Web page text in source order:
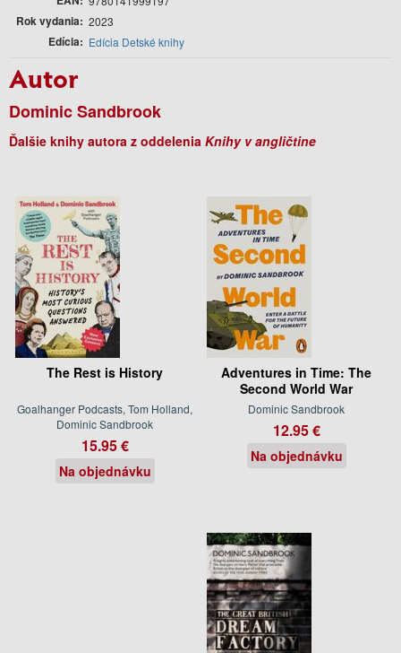
Rok vydania 2023
Edícia Edícia Detské knihy
Autor
Dominic Sandbrook
Ďalšie knihy autora z oddelenia Knihy v angličtine
The Rest is History
Goalhanger Podcasts, Tom Holland,
Dominic Sandbrook
15.95 €
Na objednávku
Adventures in Time: The
Second World War
Dominic Sandbrook
12.95 €
Na objednávku